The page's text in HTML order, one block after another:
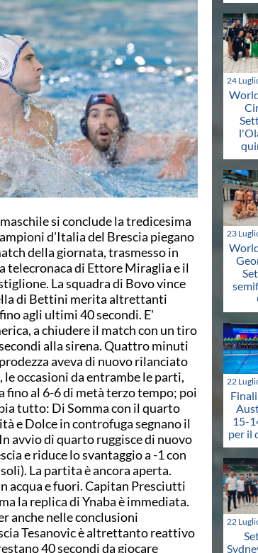
si conclude la tredicesima
d'Italia del Brescia piegano
della giornata, trasmesso in
telecronaca di Ettore Miraglia e il
La squadra di Bovo vince
di Bettini merita altrettanti
agli ultimi 40 secondi. E'
a chiudere il match con un tiro
alla sirena. Quattro minuti
aveva di nuovo rilanciato
occasioni da entrambe le parti,
fino al 6-6 di metà terzo tempo; poi
tutto: Di Somma con il quarto
e Dolce in controfuga segnano il
avvio di quarto ruggisce di nuovo
e riduce lo svantaggio a -1 con
La partita è ancora aperta.
acqua e fuori. Capitan Presciutti
la replica di Ynaba è immediata.
anche nelle conclusioni
Tesanovic è altrettanto reattivo
40 secondi da giocare
24
23
22
15-
per il
22